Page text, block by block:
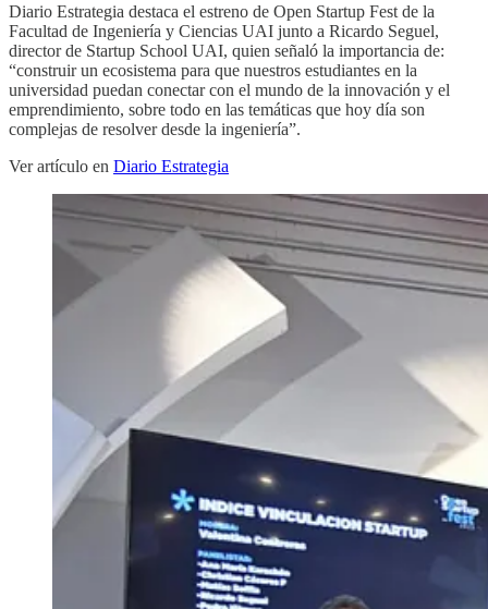
Diario Estrategia destaca el estreno de Open Startup Fest de la
Facultad de Ingeniería y Ciencias UAI junto a Ricardo Seguel,
director de Startup School UAI, quien señaló la importancia de:
“construir un ecosistema para que nuestros estudiantes en la
universidad puedan conectar con el mundo de la innovación y el
emprendimiento, sobre todo en las temáticas que hoy día son
complejas de resolver desde la ingeniería”.
Ver artículo en Diario Estrategia